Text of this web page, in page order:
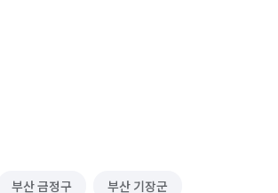
부산 금정구 부산 기장군